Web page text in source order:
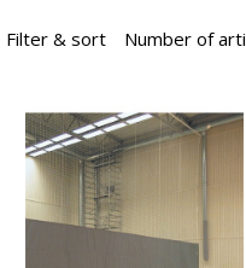
Filter & sort Number of